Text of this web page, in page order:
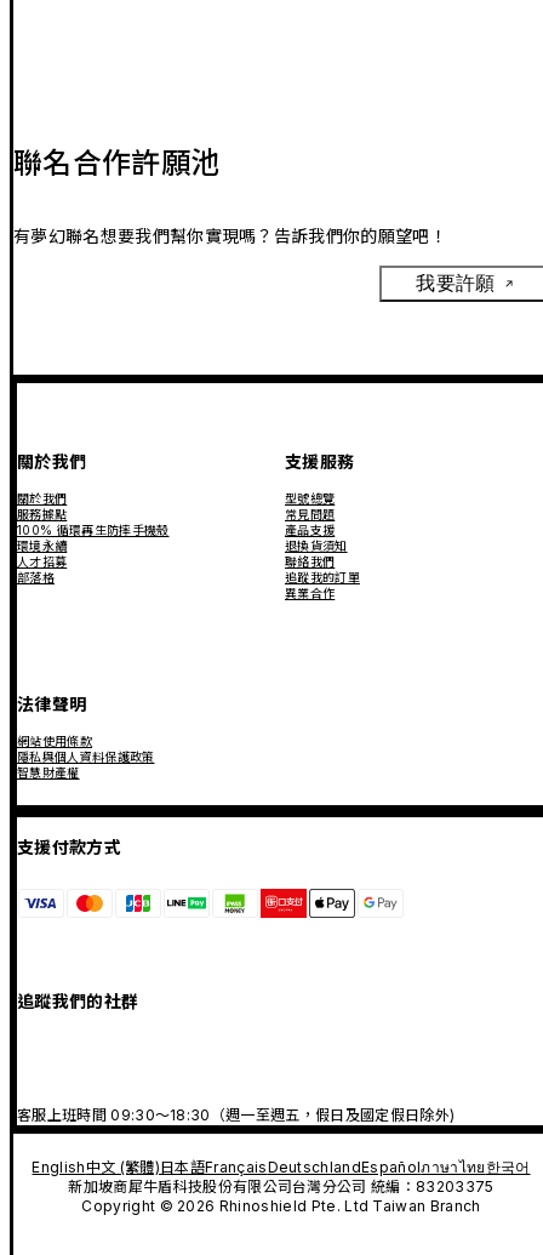
聯名合作許願池
有夢幻聯名想要我們幫你實現嗎？告訴我們你的願望吧！
我要許願
關於我們
關於我們
服務據點
100% 循環再生防摔手機殼
環境永續
人才招募
部落格
支援服務
型號總覽
常見問題
產品支援
退換貨須知
聯絡我們
追蹤我的訂單
異業合作
法律聲明
網站使用條款
隱私與個人資料保護政策
智慧財產權
支援付款方式
追蹤我們的社群
客服上班時間 09:30～18:30（週一至週五，假日及國定假日除外)
English中文 (繁體)日本語FrançaisDeutschlandEspañolภาษาไทย 한국어
新加坡商犀牛盾科技股份有限公司台灣分公司 統編：83203375
Copyright © 2026 Rhinoshield Pte. Ltd Taiwan Branch